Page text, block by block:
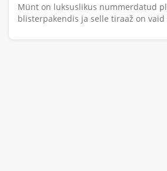
Münt on luksuslikus nummerdatud
blisterpakendis ja selle tiraaž on vaid